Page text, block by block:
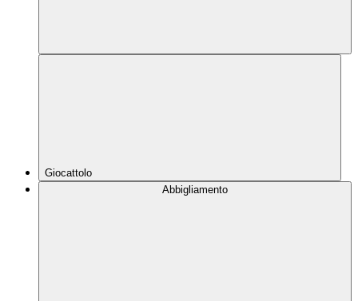
Giocattolo
Abbigliamento